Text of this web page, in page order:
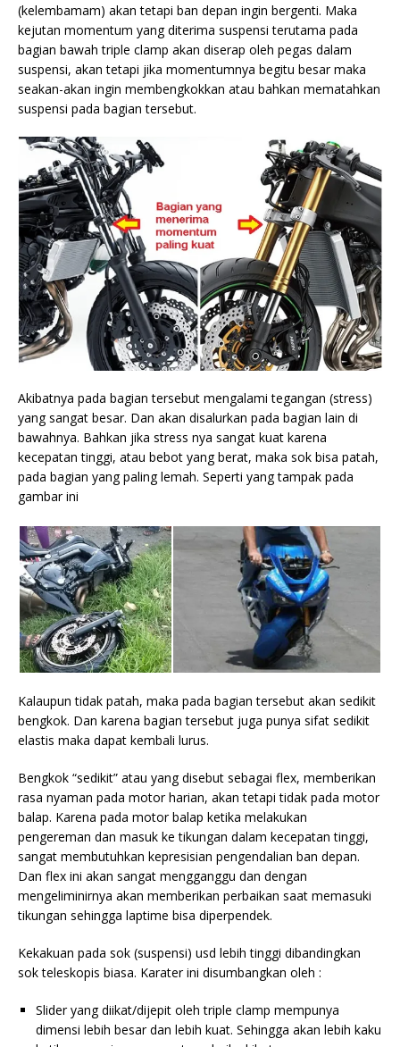
(kelembamam) akan tetapi ban depan ingin bergenti. Maka
kejutan momentum yang diterima suspensi terutama pada
bagian bawah triple clamp akan diserap oleh pegas dalam
suspensi, akan tetapi jika momentumnya begitu besar maka
seakan-akan ingin membengkokkan atau bahkan mematahkan
suspensi pada bagian tersebut.
Akibatnya pada bagian tersebut mengalami tegangan (stress)
yang sangat besar. Dan akan disalurkan pada bagian lain di
bawahnya. Bahkan jika stress nya sangat kuat karena
kecepatan tinggi, atau bebot yang berat, maka sok bisa patah,
pada bagian yang paling lemah. Seperti yang tampak pada
gambar ini
Kalaupun tidak patah, maka pada bagian tersebut akan sedikit
bengkok. Dan karena bagian tersebut juga punya sifat sedikit
elastis maka dapat kembali lurus.
Bengkok “sedikit” atau yang disebut sebagai flex, memberikan
rasa nyaman pada motor harian, akan tetapi tidak pada motor
balap. Karena pada motor balap ketika melakukan
pengereman dan masuk ke tikungan dalam kecepatan tinggi,
sangat membutuhkan kepresisian pengendalian ban depan.
Dan flex ini akan sangat mengganggu dan dengan
mengeliminirnya akan memberikan perbaikan saat memasuki
tikungan sehingga laptime bisa diperpendek.
Kekakuan pada sok (suspensi) usd lebih tinggi dibandingkan
sok teleskopis biasa. Karater ini disumbangkan oleh :
Slider yang diikat/dijepit oleh triple clamp mempunya
dimensi lebih besar dan lebih kuat. Sehingga akan lebih kaku